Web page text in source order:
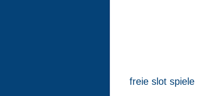
freie slot spiele